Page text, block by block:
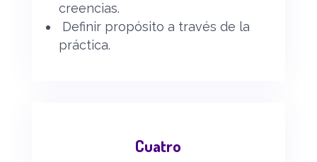
creencias.
Definir propósito a través de la
práctica.
Cuatro